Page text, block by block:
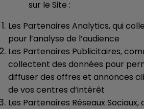
sur le Site :
Les Partenaires Analytics, qui
pour l’analyse de l’audience
Les Partenaires Publicitaires,
collectent des données pour
diffuser des offres et annonces
de vos centres d‘intérêt
Les Partenaires Réseaux Sociaux,